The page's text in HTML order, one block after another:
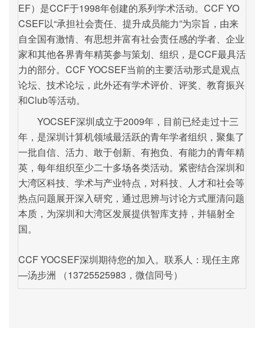
EF）是CCF于1998年创建的系列学术活动。CCF YO
CSEF以“承担社会责任、提升成员能力”为宗旨，由来
自全国有激情、有思想并富有社会责任感的学者、企业
家和其他各界青年精英参与策划、组织，是CCF最具活
力的部分。CCF YOCSEF当前的主要活动形式是观点
论坛、技术论坛，此外还有学术评价、评奖、教育振兴
和Club等活动。
YOCSEF深圳成立于2009年，目前已经走过十三
年，是深圳计算机领域最活跃的青年学者组织， 聚集了
一批自信、活力、敢于创新、有抱负、有能力的青年精
英， 每年组织至少二十多场各类活动。紧密结合深圳和
大湾区科技、学术与产业特点，对科技、人才和社会等
热点问题展开深入研究，通过思辨与讨论方式厘清问题
本质，为深圳和大湾区发展提供智库支持，并辐射全
国。
CCF YOCSEF深圳期待您的加入。联系人：现任主席
—汤步洲 （13725525983，微信同号）